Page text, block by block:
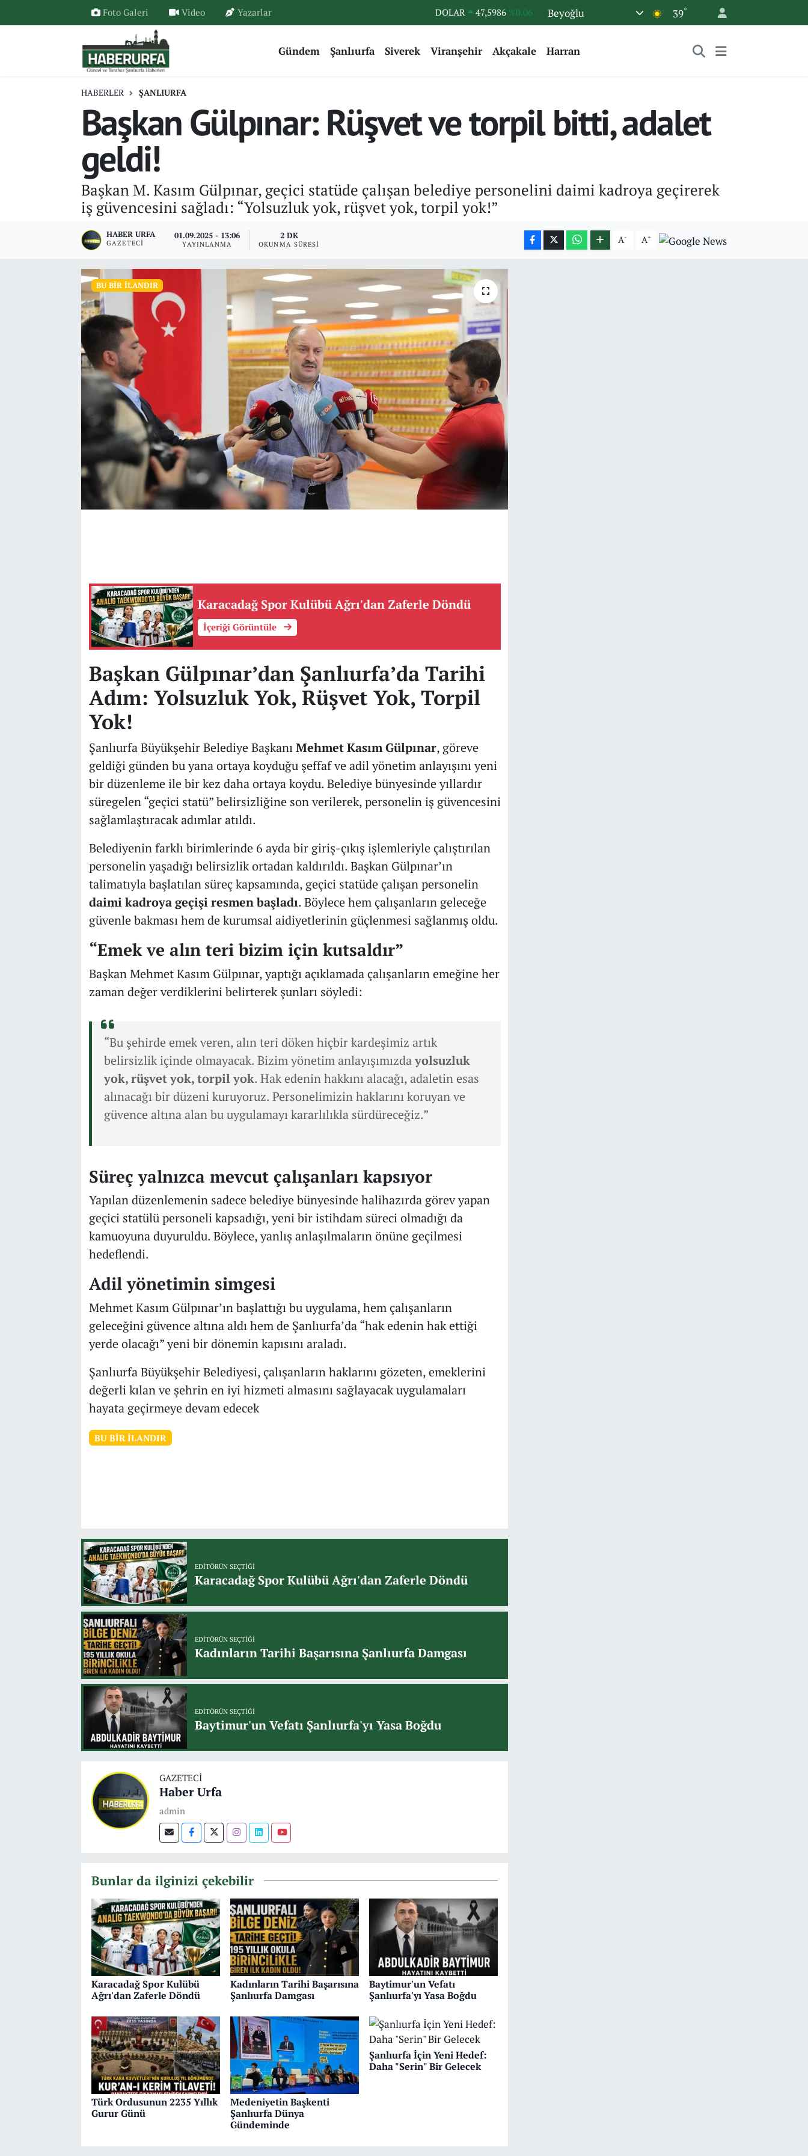
Foto Galeri Video Yazarlar DOLAR 47,5986 %0.06
STERLİN
64,2438 %0.21
BITCOIN
64.602,05 %0.69
Beyoğlu 39°
Gündem Şanlıurfa Siverek Viranşehir Akçakale Harran
HABERLER ŞANLIURFA
Başkan Gülpınar: Rüşvet ve torpil bitti, adalet
geldi!
Başkan M. Kasım Gülpınar, geçici statüde çalışan belediye personelini daimi kadroya geçirerek
iş güvencesini sağladı: “Yolsuzluk yok, rüşvet yok, torpil yok!”
HABER URFA
GAZETECI
01.09.2025 - 13:06
YAYINLANMA
2 DK
OKUNMA SÜRESI A- A+
BU BIR İLANDIR
Karacadağ Spor Kulübü Ağrı'dan Zaferle Döndü
İçeriği Görüntüle
Başkan Gülpınar’dan Şanlıurfa’da Tarihi
Adım: Yolsuzluk Yok, Rüşvet Yok, Torpil
Yok!
Şanlıurfa Büyükşehir Belediye BaşkanıMehmet Kasım Gülpınar, göreve
geldiği günden bu yana ortaya koyduğu şeffaf ve adil yönetim anlayışını yeni
bir düzenleme ile bir kez daha ortaya koydu. Belediye bünyesinde yıllardır
süregelen “geçici statü” belirsizliğine son verilerek, personelin iş güvencesini
sağlamlaştıracak adımlar atıldı.
Belediyenin farklı birimlerinde 6 ayda bir giriş-çıkış işlemleriyle çalıştırılan
personelin yaşadığı belirsizlik ortadan kaldırıldı. Başkan Gülpınar’ın
talimatıyla başlatılan süreç kapsamında, geçici statüde çalışan personelin
daimi kadroya geçişi resmen başladı. Böylece hem çalışanların geleceğe
güvenle bakması hem de kurumsal aidiyetlerinin güçlenmesi sağlanmış oldu.
“Emek ve alın teri bizim için kutsaldır”
Başkan Mehmet Kasım Gülpınar, yaptığı açıklamada çalışanların emeğine her
zaman değer verdiklerini belirterek şunları söyledi:
“Bu şehirde emek veren, alın teri döken hiçbir kardeşimiz artık
belirsizlik içinde olmayacak. Bizim yönetim anlayışımızdayolsuzluk
yok, rüşvet yok, torpil yok. Hak edenin hakkını alacağı, adaletin esas
alınacağı bir düzeni kuruyoruz. Personelimizin haklarını koruyan ve
güvence altına alan bu uygulamayı kararlılıkla sürdüreceğiz.”
Süreç yalnızca mevcut çalışanları kapsıyor
Yapılan düzenlemenin sadece belediye bünyesinde halihazırda görev yapan
geçici statülü personeli kapsadığı, yeni bir istihdam süreci olmadığı da
kamuoyuna duyuruldu. Böylece, yanlış anlaşılmaların önüne geçilmesi
hedeflendi.
Adil yönetimin simgesi
Mehmet Kasım Gülpınar’ın başlattığı bu uygulama, hem çalışanların
geleceğini güvence altına aldı hem de Şanlıurfa’da “hak edenin hak ettiği
yerde olacağı” yeni bir dönemin kapısını araladı.
Şanlıurfa Büyükşehir Belediyesi, çalışanların haklarını gözeten, emeklerini
değerli kılan ve şehrin en iyi hizmeti almasını sağlayacak uygulamaları
hayata geçirmeye devam edecek
BU BIR İLANDIR
EDITÖRÜN SEÇTIĞI
Karacadağ Spor Kulübü Ağrı'dan Zaferle Döndü
EDITÖRÜN SEÇTIĞI
Kadınların Tarihi Başarısına Şanlıurfa Damgası
EDITÖRÜN SEÇTIĞI
Baytimur'un Vefatı Şanlıurfa'yı Yasa Boğdu
GAZETECI
Haber Urfa
admin
Bunlar da ilginizi çekebilir
Karacadağ Spor Kulübü
Ağrı'dan Zaferle Döndü
Kadınların Tarihi Başarısına
Şanlıurfa Damgası
Baytimur'un Vefatı
Şanlıurfa'yı Yasa Boğdu
Türk Ordusunun 2235 Yıllık
Gurur Günü
Medeniyetin Başkenti
Şanlıurfa Dünya
Gündeminde
Şanlıurfa İçin Yeni Hedef:
Daha "Serin" Bir Gelecek